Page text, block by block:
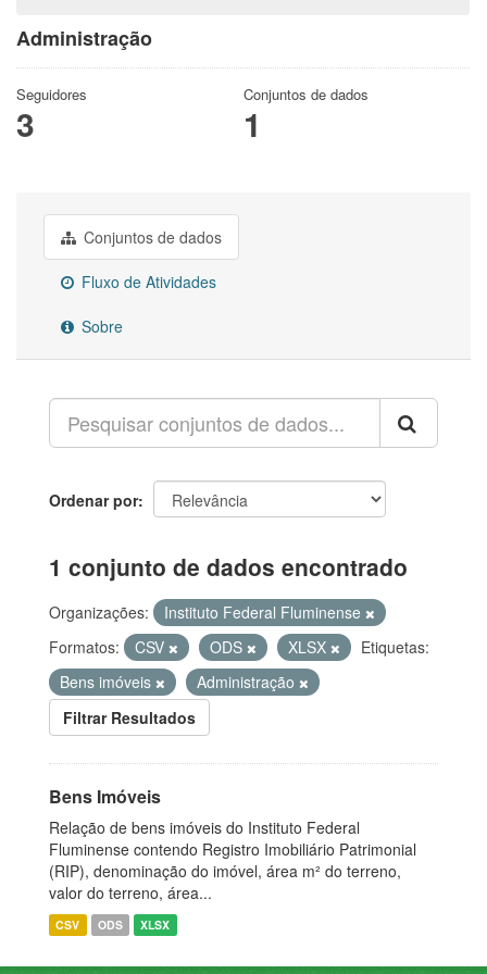
Administração
Seguidores
3
Conjuntos de dados
1
Conjuntos de dados
Fluxo de Atividades
Sobre
Ordenar por
1 conjunto de dados encontrado
Organizações:
Instituto Federal Fluminense
Formatos:
CSV ODS XLSX
Etiquetas:
Bens imóveis
Administração
Filtrar Resultados
Bens Imóveis
Relação de bens imóveis do Instituto Federal
Fluminense contendo Registro Imobiliário Patrimonial
(RIP), denominação do imóvel, área m² do terreno,
valor do terreno, área...
CSV ODS XLSX